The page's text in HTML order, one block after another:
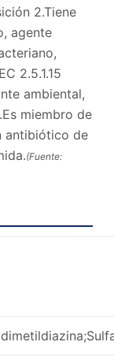
2.Tiene
agente
2.5.1.15
ambiental,
miembro de
antibiótico de
(Fuente: